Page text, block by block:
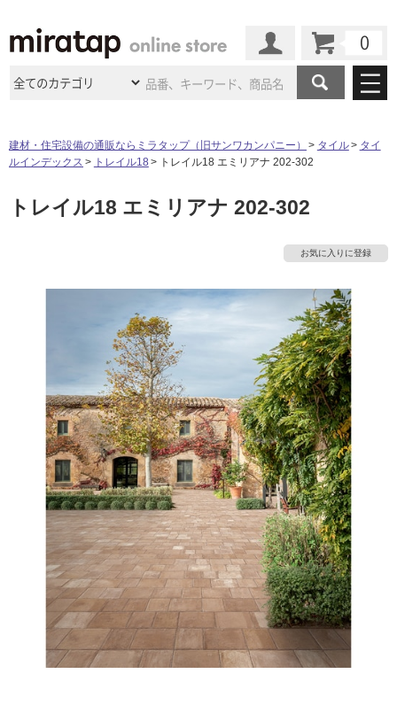
商品カテゴリ
キッチン 浴室（風呂・
トイレ
エクステリア（外構）
フローリング・床材
インテリア・家具
照明 ペット用品
内装用建材 パネル・壁材
ロートアイアン 天然石・石材
メンテナンス・ 施工材 新商品
施工事例
施工事例 法人案件納入事例
インタビュー
ショールーム
ショールーム
仙台ショールーム
ショールーム ショールーム
福岡ショールーム 札幌スマートショールー
ム
横浜スマートショールー
ウェルビーみのおHDC
BOX
サポート
初めての方へ
よくある質問 お問い合わせ
修理お問い合わせ クレーム公開
説明書・図面検索 水まわり3年保証
お役立ち情報 住まいのスタイリング
アイデア
ミラタップチャンネル
オンライン相談
その他サービス
ミラタップと創る家
工事会社紹介Coziコンシ
ェルジュ
自分らしい家づくり
SUVACO
最高のリノベ会社がみつ
かるリノベりす
建材・住宅設備の通販ならミラタップ（旧サンワカンパニー） タイル
タイ
ルインデックス
トレイル18 トレイル18 エミリアナ 202-302
トレイル18 エミリアナ 202-302
お気に入りに登録